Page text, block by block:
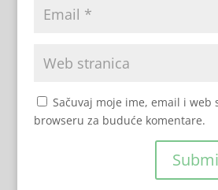
Sačuvaj moje ime, email i web
browseru za buduće komentare.